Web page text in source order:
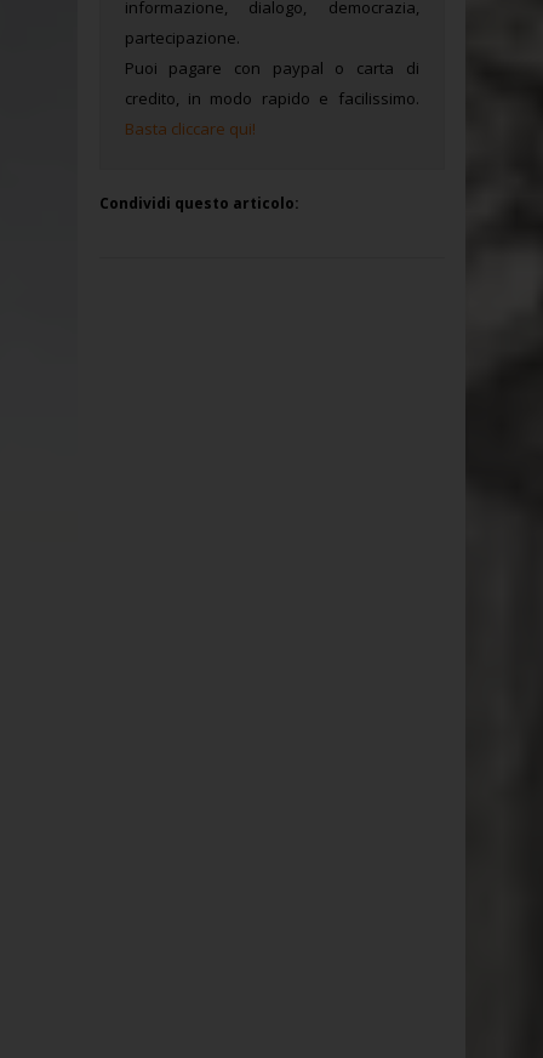
informazione, dialogo, democrazia,
partecipazione.
Puoi pagare con paypal o carta di
credito, in modo rapido e facilissimo.
Basta cliccare qui!
Condividi questo articolo: